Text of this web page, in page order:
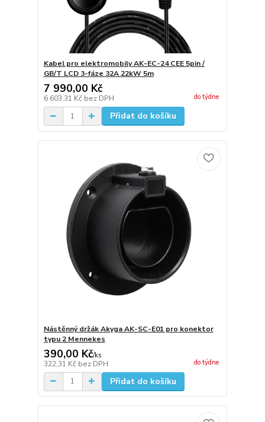
Kabel pro elektromobily AK-EC-24 CEE 5pin /
GB/T LCD 3-fáze 32A 22kW 5m
7 990,00 Kč
6 603,31 Kč bez DPH do týdne
Přidat do košíku
Nástěnný držák Akyga AK-SC-E01 pro konektor
typu 2 Mennekes
390,00 Kč/ks
322,31 Kč bez DPH do týdne
Přidat do košíku